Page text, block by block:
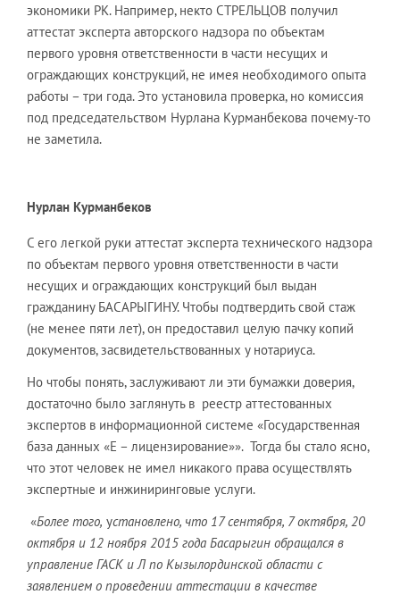
экономики РК. Например, некто СТРЕЛЬЦОВ получил
аттестат эксперта авторского надзора по объектам
первого уровня ответственности в части несущих и
ограждающих конструкций, не имея необходимого опыта
работы – три года. Это установила проверка, но комиссия
под председательством Нурлана Курманбекова почему-то
не заметила.
Нурлан Курманбеков
С его легкой руки аттестат эксперта технического надзора
по объектам первого уровня ответственности в части
несущих и ограждающих конструкций был выдан
гражданину БАСАРЫГИНУ. Чтобы подтвердить свой стаж
(не менее пяти лет), он предоставил целую пачку копий
документов, засвидетельствованных у нотариуса.
Но чтобы понять, заслуживают ли эти бумажки доверия,
достаточно было заглянуть в реестр аттестованных
экспертов в информационной системе «Государственная
база данных «Е – лицензирование»». Тогда бы стало ясно,
что этот человек не имел никакого права осуществлять
экспертные и инжиниринговые услуги.
«Более того, установлено, что 17 сентября, 7 октября, 20
октября и 12 ноября 2015 года Басарыгин обращался в
управление ГАСК и Л по Кызылординской области с
заявлением о проведении аттестации в качестве